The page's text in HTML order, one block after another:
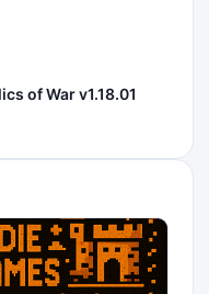
of War v1.18.01